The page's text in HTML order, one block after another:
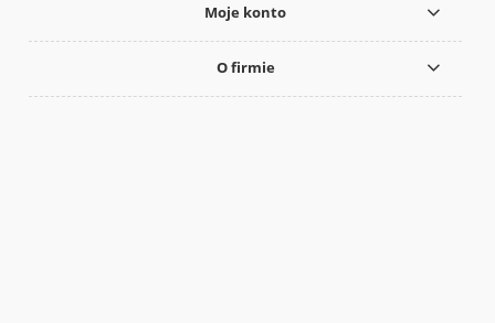
Moje konto
O firmie